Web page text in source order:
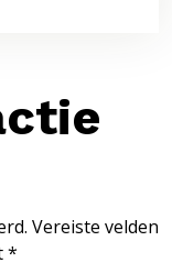
Vereiste velden
*